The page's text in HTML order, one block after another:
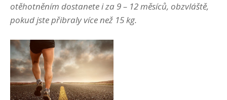
otěhotněním dostanete i za 9 – 12 měsíců, obzvláště,
pokud jste přibraly více než 15 kg.